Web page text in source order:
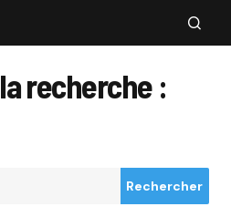
recherche :
Rechercher